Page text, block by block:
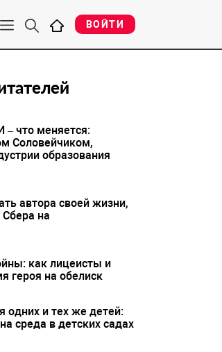
ВОЙТИ
– что меняется:
Соловейчиком,
образования
автора своей жизни,
Сбера на
как лицеисты и
героя на обелиск
одних и тех же детей:
среда в детских садах